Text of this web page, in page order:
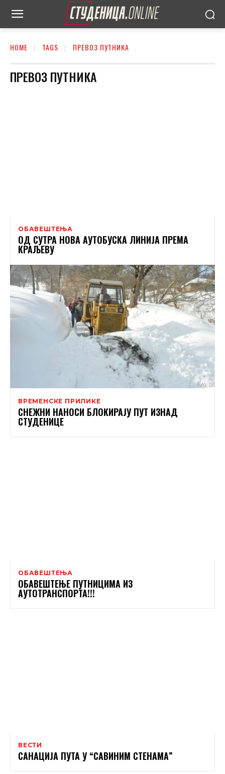
HOME TAGS ПРЕВОЗ ПУТНИКА
ПРЕВОЗ ПУТНИКА
ОБАВЕШТЕЊА
ОД СУТРА НОВА АУТОБУСКА ЛИНИЈА ПРЕМА
КРАЉЕВУ
ВРЕМЕНСКЕ ПРИЛИКЕ
СНЕЖНИ НАНОСИ БЛОКИРАЈУ ПУТ ИЗНАД
СТУДЕНИЦЕ
ОБАВЕШТЕЊА
ОБАВЕШТЕЊЕ ПУТНИЦИМА ИЗ
АУТОТРАНСПОРТА!!!
ВЕСТИ
САНАЦИЈА ПУТА У “САВИНИМ СТЕНАМА”